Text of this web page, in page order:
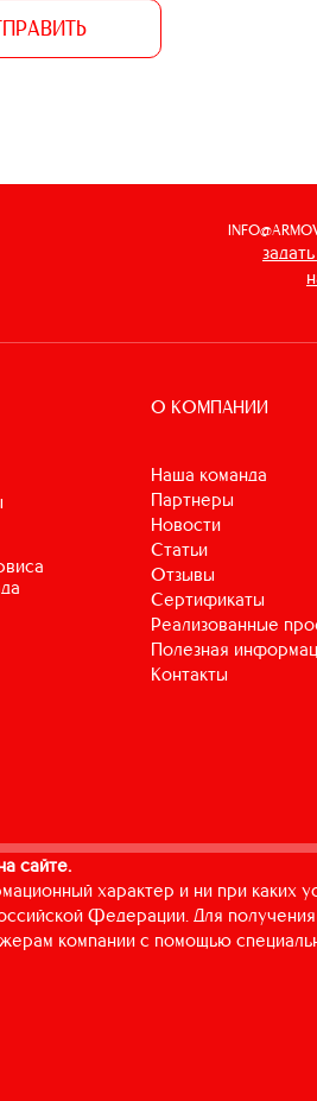
О КОМПАНИИ
Наша команда
Партнеры
Новости
Статьи
Отзывы
Сертификаты
Реализованные
Полезная
Контакты
сайте.
характер и ни при каких
Федерации. Для
компании с помощью